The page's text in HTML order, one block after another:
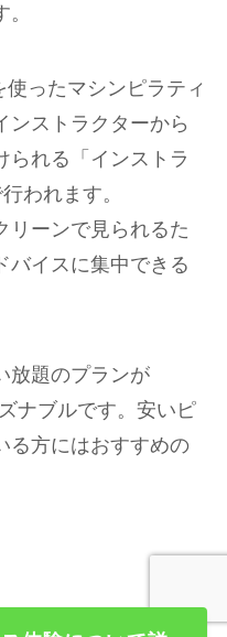
ったマシンピラティ
ンストラクターから
られる「インストラ
われます。
リーンで見られるた
バイスに集中できる
放題のプランが
ナブルです。安いピ
る方にはおすすめの